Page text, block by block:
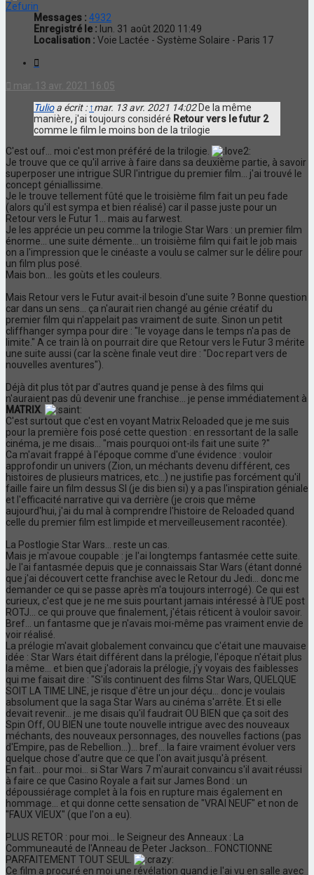
Zefurin
Messages : 4932
Enregistré le : lun. 31 août 2020 11:49
Localisation : Voie Lactée - Système Solaire - Paris 17
mar. 13 avr. 2021 16:05
Tulioa écrit : ↑mar. 13 avr. 2021 14:02De la même
manière, j'ai toujours considéré Retour vers le futur 2
comme le film le moins bon de la trilogie
C'est ouf... moi c'est mon préféré de la trilogie.
Je trouve que ce qu'il arrive à faire dans sa deuxième partie, à savoir
superposer une intrigue SUR l'intrigue du premier film... j'ai trouvé le
concept géniallissime.
Je le trouve tellement fûté que le troisième film fait un peu fade
(alors qu'il est sympa et bien réalisé) car il passe juste pour un
Retour vers le Futur 1... mais au farwest.
Je les apprécie un peu comme la trilogie Star Wars : un premier film
énorme... une suite démente... un troisième film qui fait le job mais
on a l'impression que le cinéaste a voulu se calmer sur le délire pour
un film plus posé.
Mais bon... les goùts et les couleurs.
Mais Retour vers le Futur avait-il besoin d'une suite ? Bonne question
car dans un sens... ça n'aurait rien changé au génie créatif du
premier film qui n'appelait pas vraiment de suite. Sinon un petit
cliffhanger sympa pour dire : "le voyage dans le temps n'a pas de
limite." A ce train là on pourrait dire que Retour vers le Futur 3 mérite
une suite aussi (car la scène finale veut dire : "Doc repart vers de
nouvelles aventures").
Déjà dit plus tôt par d'autres quand je pense à des films qui
n'auraient pas dû devenir une franchise... je pense immédiatement à
MATRIX
C'est surtout que c'est en voyant Matrix Reloaded que je me suis
pour la première fois posé cette question : en ressortant de la salle
cinéma, je me disais... "mais pourquoi ont-ils fait une suite ?"
Ca m'avait frappé à l'époque comme d'une évidence : vouloir
approfondir un univers (Zion, un méchants devenu différent, ces
histoires de plusieurs matrices, etc...) ne justifie pas forcément qu'il
faille faire un film dessus SI (je dis bien si) y a pas l'inspiration géniale
et l'efficacité narrative qui va derrière (je crois que même
aujourd'hui, j'ai du mal à comprendre l'histoire de Reloaded quand
celle du premier film est limpide et merveilleusement racontée).
La Postlogie Star Wars... reste un cas.
Mais je m'avoue coupable : je l'ai longtemps fantasmée cette suite.
Je l'ai fantasmée depuis que je connaissais Star Wars (étant donné
que j'ai découvert cette franchise avec le Retour du Jedi... donc me
demander ce qui se passe après m'a toujours interrogé). Ce qui est
curieux, c'est que je ne me suis pourtant jamais intéressé à l'UE post
ROTJ... ce qui prouve que finalement, j'étais réticent à vouloir savoir.
Bref... un fantasme que je n'avais moi-même pas vraiment envie de
voir réalisé.
La prélogie m'avait globalement convaincu que c'était une mauvaise
idée : Star Wars était différent dans la prélogie, l'époque n'était plus
la même... et bien que j'adorais la prélogie, j'y voyais des faiblesses
qui me faisait dire : "S'ils continuent des films Star Wars, QUELQUE
SOIT LA TIME LINE, je risque d'être un jour déçu... donc je voulais
absolument que la saga Star Wars au cinéma s'arrête. Et si elle
devait revenir... je me disais qu'il faudrait OU BIEN que ça soit des
Spin Off, OU BIEN une toute nouvelle intrigue avec des nouveaux
méchants, des nouveaux personnages, des nouvelles factions (pas
d'Empire, pas de Rebellion...)... bref... la faire vraiment évoluer vers
quelque chose d'autre que ce que l'on avait jusqu'à présent.
En fait... pour moi... si Star Wars 7 m'aurait convaincu s'il avait réussi
à faire ce que Casino Royale a fait sur James Bond : un
dépoussiérage complet à la fois en rupture mais également en
hommage... et qui donne cette sensation de "VRAI NEUF" et non de
"FAUX VIEUX" (que l'on a eu).
PLUS RETOR : pour moi... le Seigneur des Anneaux : La
Communeauté de l'Anneau de Peter Jackson... FONCTIONNE
PARFAITEMENT TOUT SEUL.
Ce film a procuré en moi une révélation quand je l'ai vu en salle avec